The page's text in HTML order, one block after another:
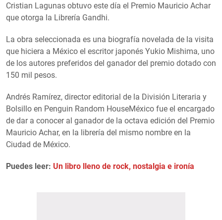
Cristian Lagunas obtuvo este día el Premio Mauricio Achar
que otorga la Librería Gandhi.
La obra seleccionada es una biografía novelada de la visita
que hiciera a México el escritor japonés Yukio Mishima, uno
de los autores preferidos del ganador del premio dotado con
150 mil pesos.
Andrés Ramírez, director editorial de la División Literaria y
Bolsillo en Penguin Random HouseMéxico fue el encargado
de dar a conocer al ganador de la octava edición del Premio
Mauricio Achar, en la librería del mismo nombre en la
Ciudad de México.
Puedes leer: Un libro lleno de rock, nostalgia e ironía